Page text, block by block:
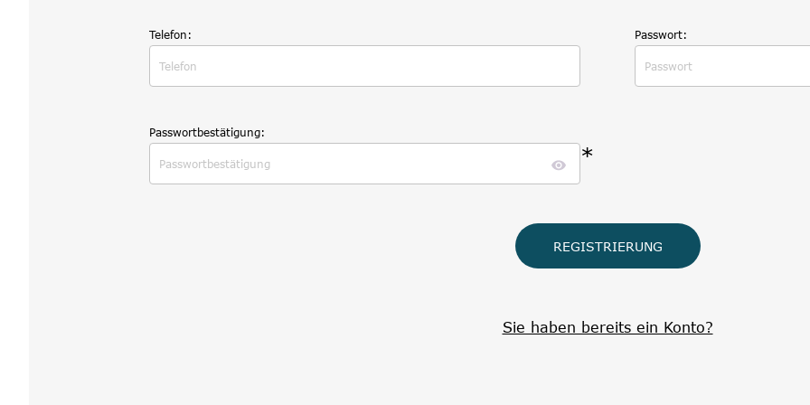
Telefon: Passwort:
Passwortbestätigung:
*
Sie haben bereits ein Konto?